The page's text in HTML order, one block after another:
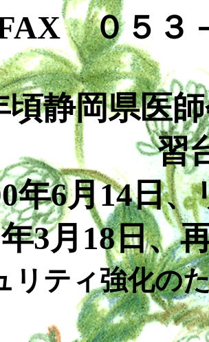
０５３
頃静岡県医
習
年6月14日、
3月18日、
リティ強化の